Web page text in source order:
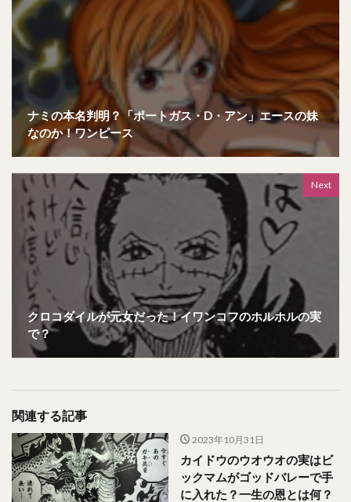
ナミの本名判明？「ポートガス・D・アン」エースの妹
なのか！ワンピース
Next
クロコダイルが元女だった！イワンコフのホルホルの実
で？
関連する記事
2023年10月31日
カイドウのウオウオの実はビ
ックマムがゴッドバレーで手
に入れた？一生の恩とは何？